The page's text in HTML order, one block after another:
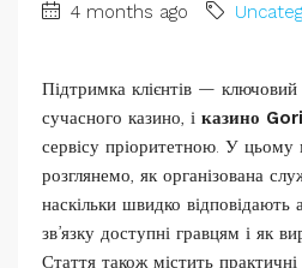
4 months ago
Підтримка клієнтів —
сучасного казино, і казино
сервісу пріоритетною. У цьому
розглянемо, як організована
наскільки швидко відповідають
зв’язку доступні гравцям і як
Стаття також містить